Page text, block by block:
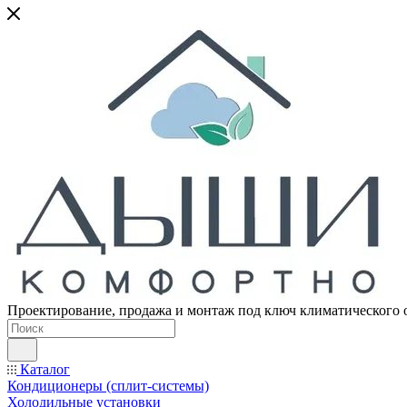
Проектирование, продажа и монтаж под ключ климатического
Каталог
Кондиционеры (сплит-системы)
Холодильные установки